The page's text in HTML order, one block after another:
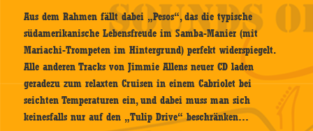
Aus dem Rahmen fällt dabei „Pesos“, das die typische
südamerikanische Lebensfreude im Samba-Manier (mit
Mariachi-Trompeten im Hintergrund) perfekt widerspiegelt.
Alle anderen Tracks von Jimmie Allens neuer CD laden
geradezu zum relaxten Cruisen in einem Cabriolet bei
seichten Temperaturen ein, und dabei muss man sich
keinesfalls nur auf den „Tulip Drive“ beschränken…